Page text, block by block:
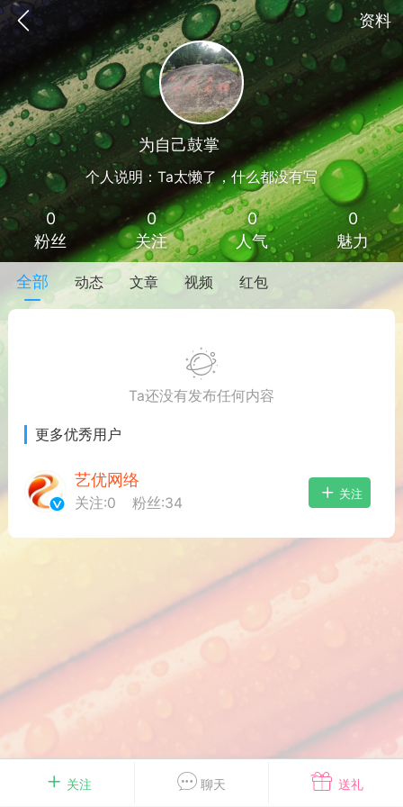
资料
问答 闲谈
排行
VIP 7
29 21:24
网盘下载
Laptop Go 2 i5/8/128 – Windows
关注 聊天 送礼
为自己鼓掌
个人说明：Ta太懒了，什么都没有写
0
粉丝
0
关注
0
人气
0
魅力
全部 动态 文章 视频 红包
Ta还没有发布任何内容
更多优秀用户
艺优网络
关注:0 粉丝:34
关注